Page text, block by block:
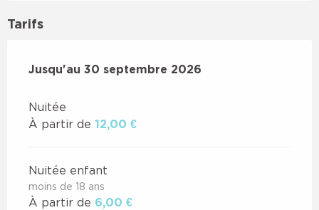
Tarifs
Du1 juin 2026au30 septembre 2026
Jusqu'au 30 septembre 2026
Nuitée
À partir de 12,00 €
Nuitée enfant
moins de 18 ans
À partir de 6,00 €